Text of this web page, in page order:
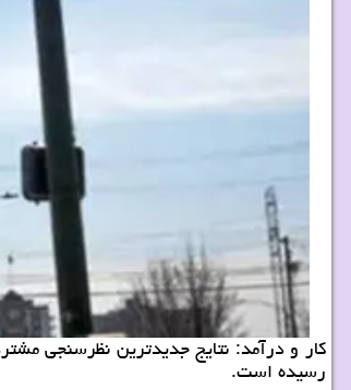
کار و درآمد: نتایج جدیدترین نظرسنجی
رسیده است.